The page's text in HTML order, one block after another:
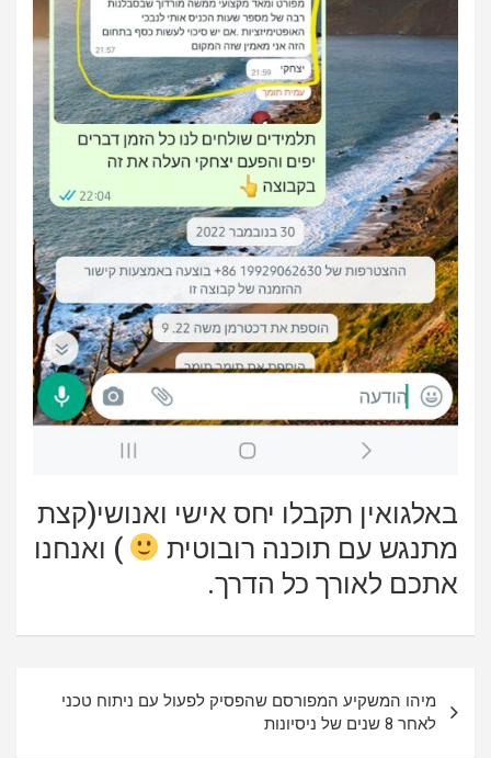
באלגואין תקבלו יחס אישי ואנושי(קצת
מתנגש עם תוכנה רובוטית
) ואנחנו
אתכם לאורך כל הדרך.
מיהו המשקיע המפורסם שהפסיק לפעול עם ניתוח טכני
לאחר 8 שנים של ניסיונות